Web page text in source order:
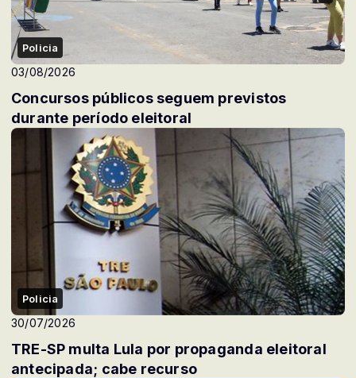
Policia
03/08/2026
Concursos públicos seguem previstos
durante período eleitoral
Policia
30/07/2026
TRE-SP multa Lula por propaganda eleitoral
antecipada; cabe recurso